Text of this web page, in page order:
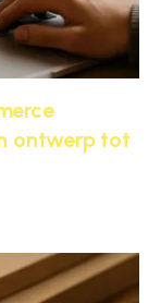
ontwerp tot